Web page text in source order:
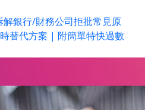
解銀行/財務公司拒批常見原
替代方案 | 附簡單特快過數